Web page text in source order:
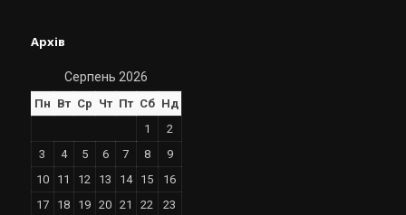
Архів
Серпень 2026
Пн Вт Ср Чт Пт Сб Нд
1
2
3
4 5 6 7 8
9
10
11 12 13 14 15
16
17
18 19 20 21 22
23